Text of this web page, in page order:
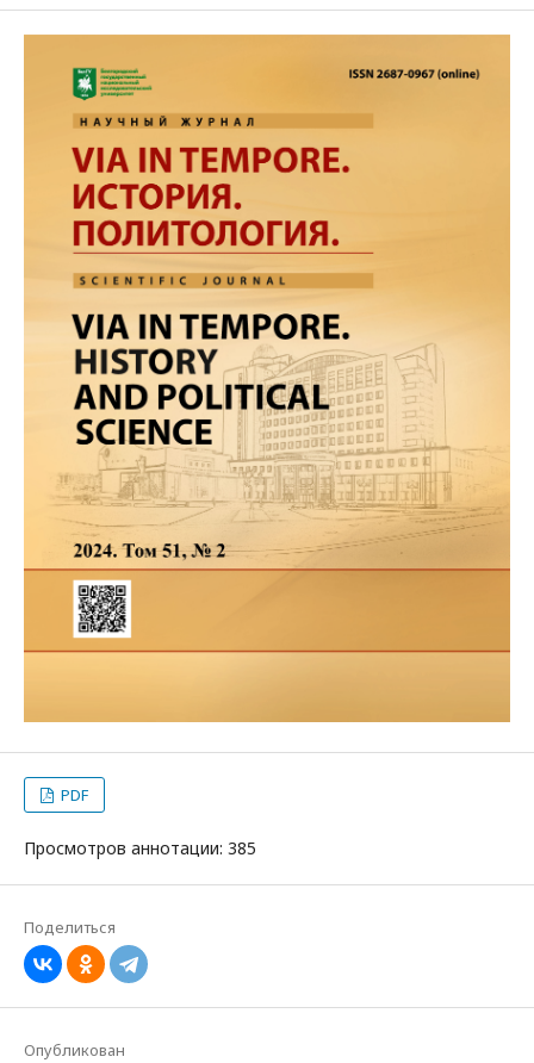
PDF
Просмотров аннотации: 385
Поделиться
Опубликован